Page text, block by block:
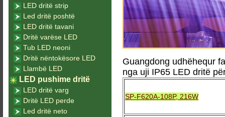
Guangdong udhëhequr
nga uji IP65 LED dritë
SP-F620A-108P, 216W
LED dritë strip
Led dritë poshtë
LED dritë tavani
Dritë varëse LED
Tub LED neoni
Dritë nëntokësore LED
Llambë LED
LED pushime dritë
LED dritë varg
Dritë LED perde
Led dritë neto